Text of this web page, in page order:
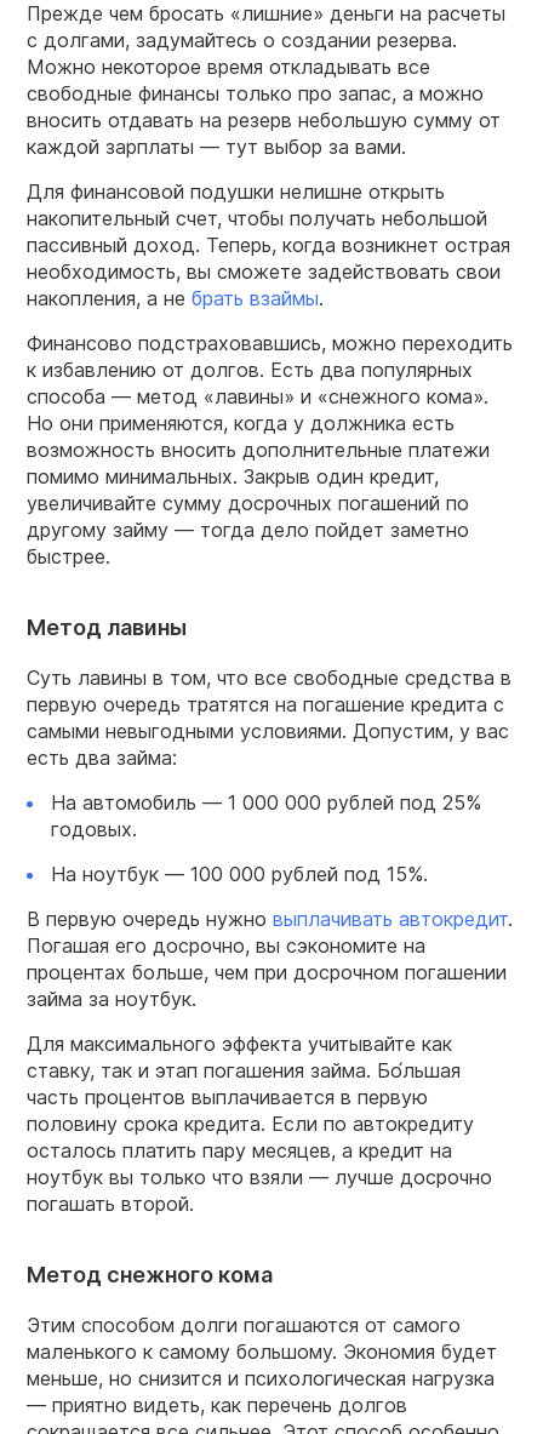
Прежде чем бросать «лишние» деньги на расчеты
с долгами, задумайтесь о создании резерва.
Можно некоторое время откладывать все
свободные финансы только про запас, а можно
вносить отдавать на резерв небольшую сумму от
каждой зарплаты — тут выбор за вами.
Для финансовой подушки нелишне открыть
накопительный счет, чтобы получать небольшой
пассивный доход. Теперь, когда возникнет острая
необходимость, вы сможете задействовать свои
накопления, а не брать взаймы.
Финансово подстраховавшись, можно переходить
к избавлению от долгов. Есть два популярных
способа — метод «лавины» и «снежного кома».
Но они применяются, когда у должника есть
возможность вносить дополнительные платежи
помимо минимальных. Закрыв один кредит,
увеличивайте сумму досрочных погашений по
другому займу — тогда дело пойдет заметно
быстрее.
Метод лавины
Суть лавины в том, что все свободные средства в
первую очередь тратятся на погашение кредита с
самыми невыгодными условиями. Допустим, у вас
есть два займа:
На автомобиль — 1 000 000 рублей под 25%
годовых.
На ноутбук — 100 000 рублей под 15%.
В первую очередь нужно выплачивать автокредит.
Погашая его досрочно, вы сэкономите на
процентах больше, чем при досрочном погашении
займа за ноутбук.
Для максимального эффекта учитывайте как
ставку, так и этап погашения займа. Бо́льшая
часть процентов выплачивается в первую
половину срока кредита. Если по автокредиту
осталось платить пару месяцев, а кредит на
ноутбук вы только что взяли — лучше досрочно
погашать второй.
Метод снежного кома
Этим способом долги погашаются от самого
маленького к самому большому. Экономия будет
меньше, но снизится и психологическая нагрузка
— приятно видеть, как перечень долгов